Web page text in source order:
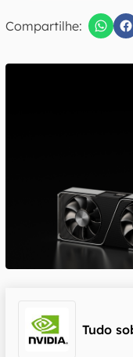
Compartilhe:
Tudo